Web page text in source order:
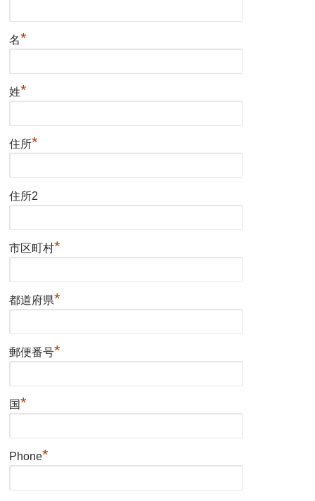
名*
姓*
住所*
住所2
市区町村*
都道府県*
郵便番号*
国*
Phone*